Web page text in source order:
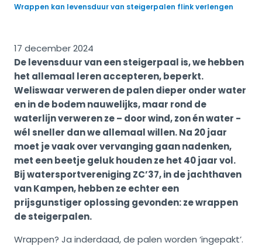
Wrappen kan levensduur van steigerpalen flink verlengen
17 december 2024
De levensduur van een steigerpaal is, we hebben
het allemaal leren accepteren, beperkt.
Weliswaar verweren de palen dieper onder water
en in de bodem nauwelijks, maar rond de
waterlijn verweren ze – door wind, zon én water -
wél sneller dan we allemaal willen. Na 20 jaar
moet je vaak over vervanging gaan nadenken,
met een beetje geluk houden ze het 40 jaar vol.
Bij watersportvereniging ZC’37, in de jachthaven
van Kampen, hebben ze echter een
prijsgunstiger oplossing gevonden: ze wrappen
de steigerpalen.
Wrappen? Ja inderdaad, de palen worden ‘ingepakt’.